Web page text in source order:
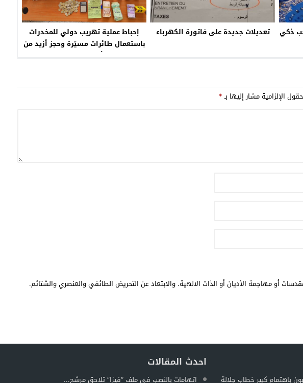
ذكي
تعديلات جديدة على فاتورة الكهرباء
إحباط عملية تهريب دولي للمخدرات
باستعمال طائرات مسيّرة وحجز أزيد من
الإلزامية مشار إليها بـ*
أو مهاجمة الأديان أو الذات الالهية. والابتعاد عن التحريض الطائفي والعنصري والشتائم.
باهتمام كبير خطاب جلالة
احدث المقالات
اتهامات بالنصب في ملف “فيزا” تلاحق مرشح...